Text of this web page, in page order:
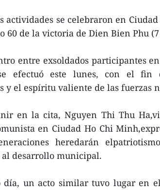
actividades se celebraron en
60 de la victoria de Dien Bien Phu
entre exsoldados participantes
efectuó este lunes, con el fin
y el espíritu valiente de las fuerzas
en la cita, Nguyen Thi Thu
en Ciudad Ho Chi
heredarán
desarrollo municipal.
día, un acto similar tuvo lugar en